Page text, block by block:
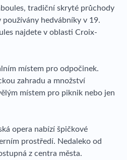
tradiční skryté průchody
hedvábníky v 19.
najdete v oblasti Croix-
místem pro odpočinek.
zahradu a množství
místem pro piknik nebo jen
opera nabízí špičkové
prostředí. Nedaleko od
z centra města.